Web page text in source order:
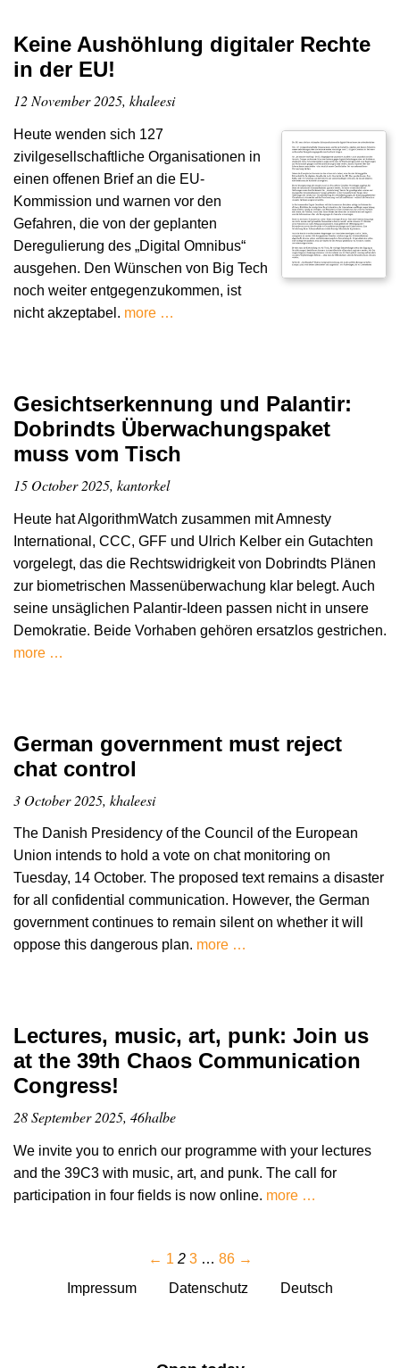
Keine Aushöhlung digitaler Rechte
in der EU!
12 November 2025, khaleesi
Heute wenden sich 127
zivilgesellschaftliche Organisationen in
einen offenen Brief an die EU-
Kommission und warnen vor den
Gefahren, die von der geplanten
Deregulierung des „Digital Omnibus“
ausgehen. Den Wünschen von Big Tech
noch weiter entgegenzukommen, ist
nicht akzeptabel. more …
Gesichtserkennung und Palantir:
Dobrindts Überwachungspaket
muss vom Tisch
15 October 2025, kantorkel
Heute hat AlgorithmWatch zusammen mit Amnesty
International, CCC, GFF und Ulrich Kelber ein Gutachten
vorgelegt, das die Rechtswidrigkeit von Dobrindts Plänen
zur biometrischen Massenüberwachung klar belegt. Auch
seine unsäglichen Palantir-Ideen passen nicht in unsere
Demokratie. Beide Vorhaben gehören ersatzlos gestrichen.
more …
German government must reject
chat control
3 October 2025, khaleesi
The Danish Presidency of the Council of the European
Union intends to hold a vote on chat monitoring on
Tuesday, 14 October. The proposed text remains a disaster
for all confidential communication. However, the German
government continues to remain silent on whether it will
oppose this dangerous plan. more …
Lectures, music, art, punk: Join us
at the 39th Chaos Communication
Congress!
28 September 2025, 46halbe
We invite you to enrich our programme with your lectures
and the 39C3 with music, art, and punk. The call for
participation in four fields is now online. more …
← 1 2 3 … 86 →
Impressum
Datenschutz Deutsch